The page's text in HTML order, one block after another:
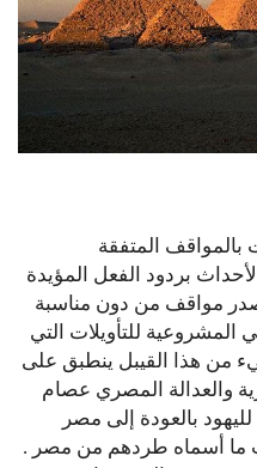
بالمواقف المتفقة
بردود الفعل المؤيدة
مواقف من دون مناسبة
المشروعية للتأويلات التي
من هذا القيبل ينطبق على
والعدالة المصري عصام
بالعودة إلى مصر
ما أسماه طردهم من مصر .